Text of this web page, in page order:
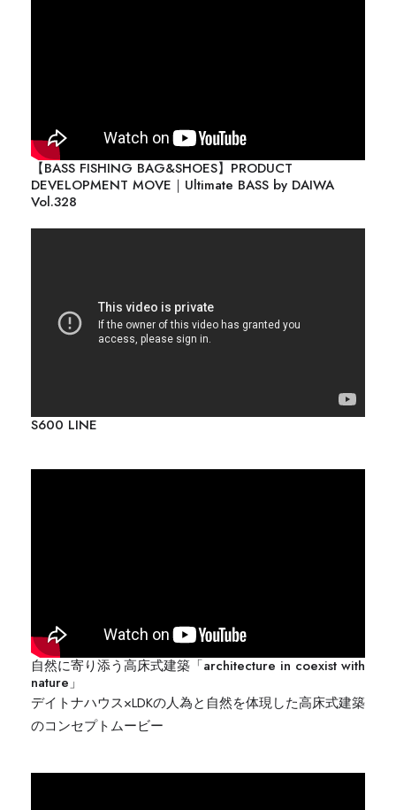
【BASS FISHING BAG&SHOES】PRODUCT
DEVELOPMENT MOVE｜Ultimate BASS by DAIWA
Vol.328
S600 LINE
自然に寄り添う高床式建築「architecture in coexist with
nature」
デイトナハウス×LDKの人為と自然を体現した高床式建築
のコンセプトムービー